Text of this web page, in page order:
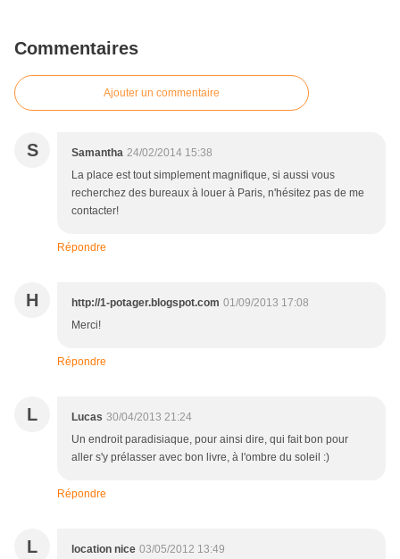
Commentaires
Ajouter un commentaire
S Samantha 24/02/2014 15:38
La place est tout simplement magnifique, si aussi vous
recherchez des bureaux à louer à Paris, n'hésitez pas de me
contacter!
Répondre
H http://1-potager.blogspot.com 01/09/2013 17:08
Merci!
Répondre
L Lucas 30/04/2013 21:24
Un endroit paradisiaque, pour ainsi dire, qui fait bon pour
aller s'y prélasser avec bon livre, à l'ombre du soleil :)
Répondre
L location nice 03/05/2012 13:49